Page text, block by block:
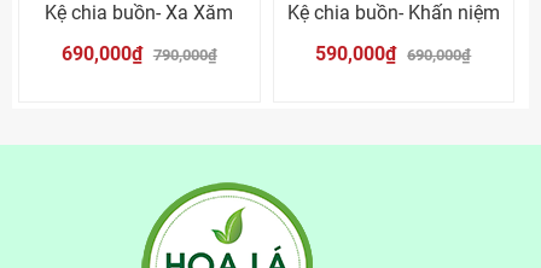
Kệ chia buồn- Xa Xăm
690,000₫ 790,000₫
Kệ chia buồn- Khấn niệm
590,000₫ 690,000₫